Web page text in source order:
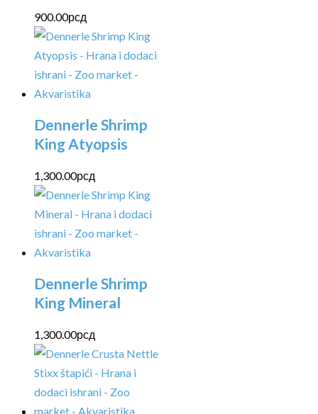
900.00рсд
Dennerle Shrimp
King Atyopsis
1,300.00рсд
Dennerle Shrimp
King Mineral
1,300.00рсд